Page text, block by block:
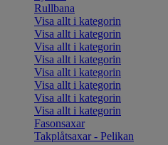
Rullbana
Visa allt i kategorin
Visa allt i kategorin
Visa allt i kategorin
Visa allt i kategorin
Visa allt i kategorin
Visa allt i kategorin
Visa allt i kategorin
Visa allt i kategorin
Fasonsaxar
Takplåtsaxar - Pelikan